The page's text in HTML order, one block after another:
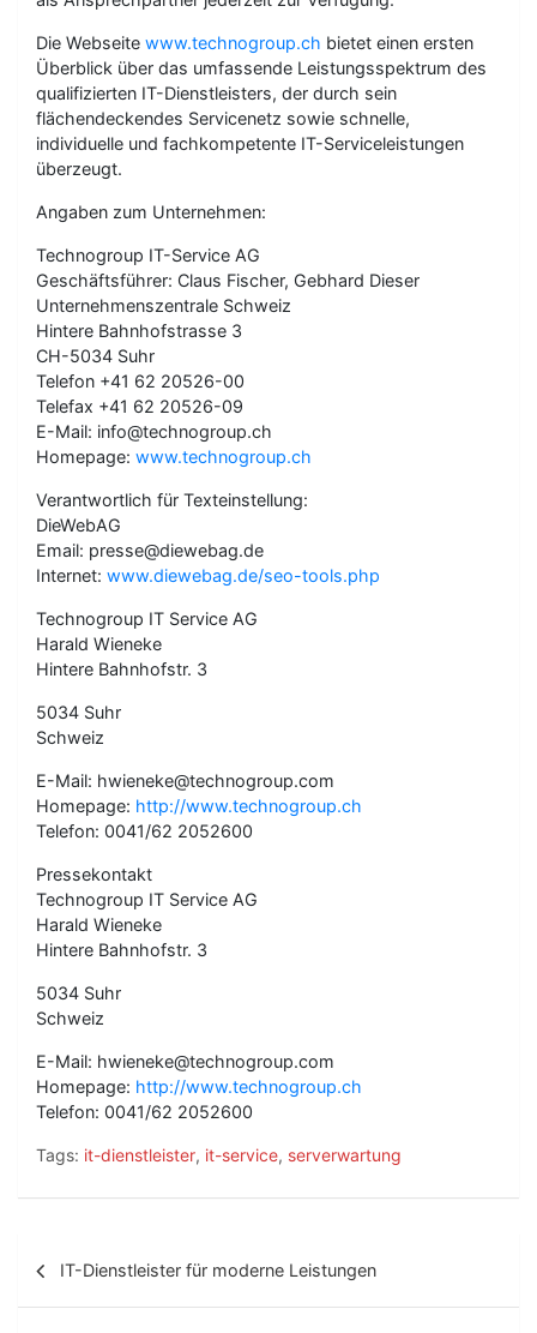
Die Webseite www.technogroup.ch bietet einen ersten
Überblick über das umfassende Leistungsspektrum des
qualifizierten IT-Dienstleisters, der durch sein
flächendeckendes Servicenetz sowie schnelle,
individuelle und fachkompetente IT-Serviceleistungen
überzeugt.
Angaben zum Unternehmen:
Technogroup IT-Service AG
Geschäftsführer: Claus Fischer, Gebhard Dieser
Unternehmenszentrale Schweiz
Hintere Bahnhofstrasse 3
CH-5034 Suhr
Telefon +41 62 20526-00
Telefax +41 62 20526-09
E-Mail: info@technogroup.ch
Homepage: www.technogroup.ch
Verantwortlich für Texteinstellung:
DieWebAG
Email: presse@diewebag.de
Internet: www.diewebag.de/seo-tools.php
Technogroup IT Service AG
Harald Wieneke
Hintere Bahnhofstr. 3
5034 Suhr
Schweiz
E-Mail: hwieneke@technogroup.com
Homepage: http://www.technogroup.ch
Telefon: 0041/62 2052600
Pressekontakt
Technogroup IT Service AG
Harald Wieneke
Hintere Bahnhofstr. 3
5034 Suhr
Schweiz
E-Mail: hwieneke@technogroup.com
Homepage: http://www.technogroup.ch
Telefon: 0041/62 2052600
Tags: it-dienstleister, it-service, serverwartung
IT-Dienstleister für moderne Leistungen